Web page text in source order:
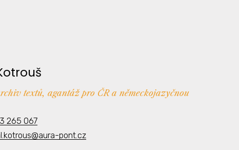
textů, agantáž pro ČR a německojazyčnou
265 067
pont.cz